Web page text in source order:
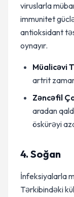
viruslarla
immunitet
antioksidant
oynayır.
Müalicəvi
artrit
Zəncəfil
aradan
öskürəyi
4. Soğan
İnfeksiyalarla
Tərkibindəki